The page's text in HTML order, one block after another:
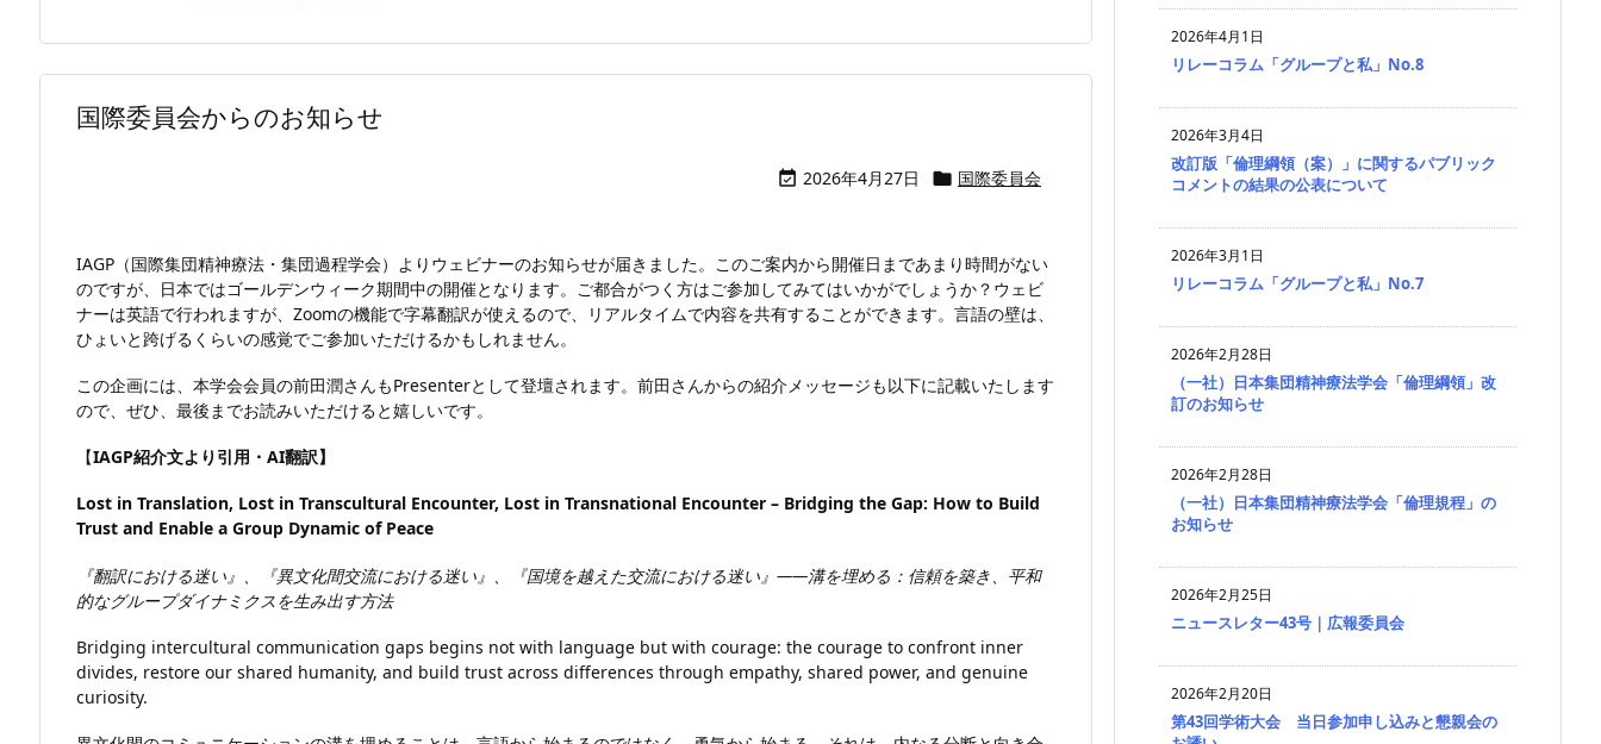
国際委員会からのお知らせ
 2026年4月27日  国際委員会
IAGP（国際集団精神療法・集団過程学会）よりウェビナーのお知らせが届きました。このご案内から開催日まであまり時間がない
のですが、日本ではゴールデンウィーク期間中の開催となります。ご都合がつく方はご参加してみてはいかがでしょうか？ウェビ
ナーは英語で行われますが、Zoomの機能で字幕翻訳が使えるので、リアルタイムで内容を共有することができます。言語の壁は、
ひょいと跨げるくらいの感覚でご参加いただけるかもしれません。
この企画には、本学会会員の前田潤さんもPresenterとして登壇されます。前田さんからの紹介メッセージも以下に記載いたします
ので、ぜひ、最後までお読みいただけると嬉しいです。
【IAGP紹介文より引用・AI翻訳】
Lost in Translation, Lost in Transcultural Encounter, Lost in Transnational Encounter – Bridging the Gap: How to Build
Trust and Enable a Group Dynamic of Peace
『翻訳における迷い』、『異文化間交流における迷い』、『国境を越えた交流における迷い』――溝を埋める：信頼を築き、平和
的なグループダイナミクスを生み出す方法
Bridging intercultural communication gaps begins not with language but with courage: the courage to confront inner
divides, restore our shared humanity, and build trust across differences through empathy, shared power, and genuine
curiosity.
2026年4月1日
リレーコラム「グループと私」No.8
2026年3月4日
改訂版「倫理綱領（案）」に関するパブリック
コメントの結果の公表について
2026年3月1日
リレーコラム「グループと私」No.7
2026年2月28日
（一社）日本集団精神療法学会「倫理綱領」改
訂のお知らせ
2026年2月28日
（一社）日本集団精神療法学会「倫理規程」の
お知らせ
2026年2月25日
ニュースレター43号｜広報委員会
2026年2月20日
第43回学術大会 当日参加申し込みと懇親会の